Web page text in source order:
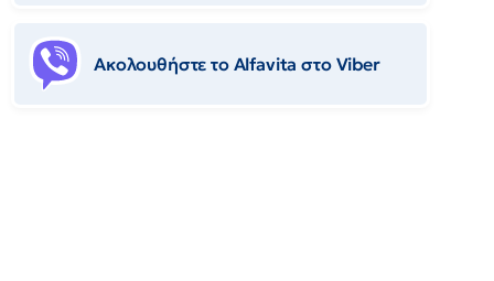
Ακολουθήστε το Αlfavita στο Viber